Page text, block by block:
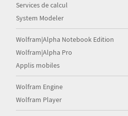
Services de calcul
System Modeler
Wolfram|Alpha Notebook Edition
Wolfram|Alpha Pro
Applis mobiles
Wolfram Engine
Wolfram Player